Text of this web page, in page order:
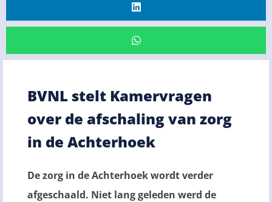
BVNL stelt Kamervragen
over de afschaling van zorg
in de Achterhoek
De zorg in de Achterhoek wordt verder
afgeschaald. Niet lang geleden werd de